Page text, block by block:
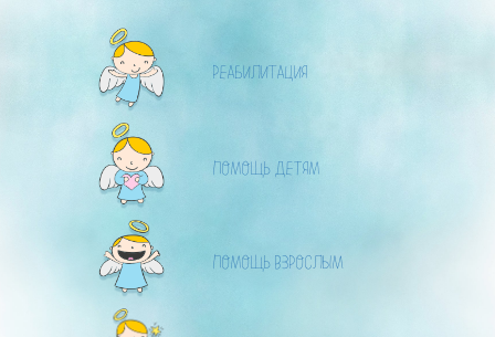
РЕАБИЛИТАЦИЯ
ПОМОЩЬ ДЕТЯМ
ПОМОЩЬ ВЗРОСЛЫМ